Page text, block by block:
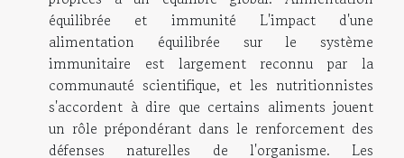
équilibrée et immunité L'impact d'une
alimentation équilibrée sur le système
immunitaire est largement reconnu par la
communauté scientifique, et les nutritionnistes
s'accordent à dire que certains aliments jouent
un rôle prépondérant dans le renforcement des
défenses naturelles de l'organisme. Les